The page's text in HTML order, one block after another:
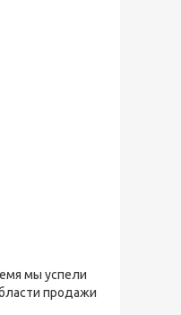
мы успели
продажи